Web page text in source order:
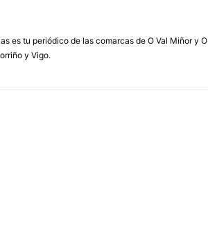
es tu periódico de las comarcas de O Val Miñor y O
y Vigo.